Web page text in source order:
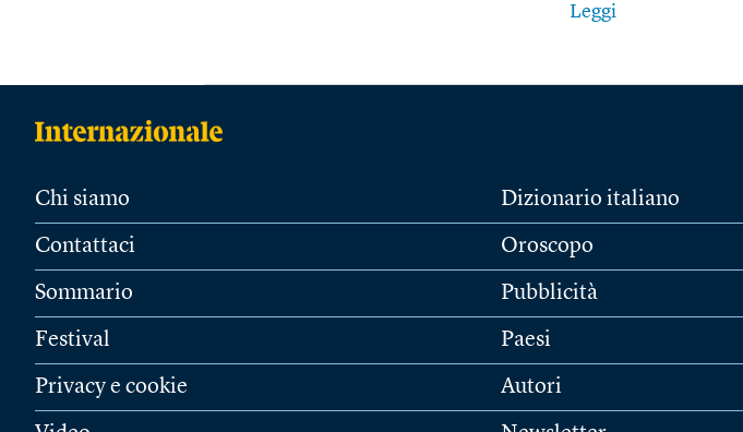
Leggi
Chi siamo
Contattaci
Sommario
Festival
Privacy e cookie
Dizionario italiano
Oroscopo
Pubblicità
Paesi
Autori